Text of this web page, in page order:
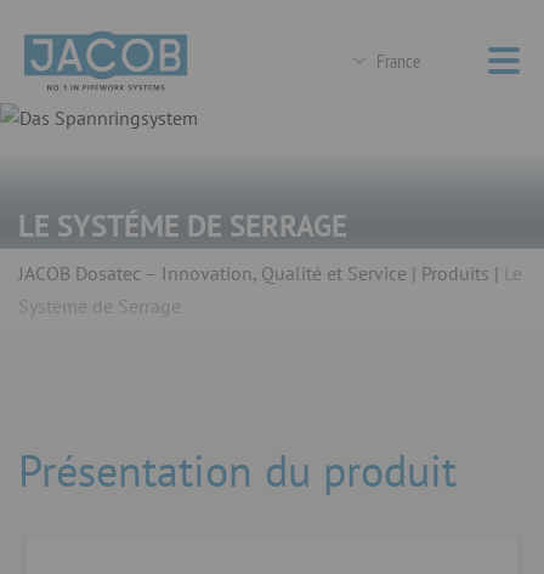
France
LE SYSTÉME DE SERRAGE
JACOB Dosatec – Innovation, Qualité et Service Produits
Le
Systéme de Serrage
Présentation du produit